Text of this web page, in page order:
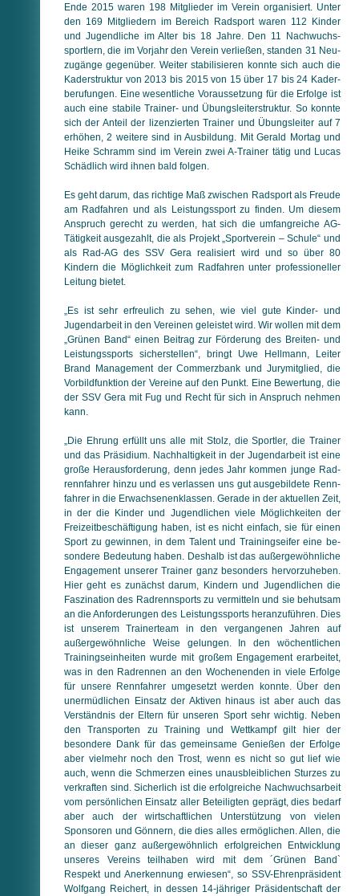
Ende 2015 waren 198 Mitglieder im Verein organisiert. Unter
den 169 Mitgliedern im Bereich Radsport waren 112 Kinder
und Jugendliche im Alter bis 18 Jahre. Den 11 Nach­wuchs­
sport­lern, die im Vorjahr den Verein verließen, standen 31 Neu­
zu­gän­ge gegenüber. Weiter stabilisieren konnte sich auch die
Ka­der­struk­tur von 2013 bis 2015 von 15 über 17 bis 24 Kader­
beru­fun­gen. Eine wesentliche Voraussetzung für die Erfolge ist
auch eine stabile Trainer- und Übungs­leiterstruktur. So konnte
sich der Anteil der lizenzierten Trainer und Übungs­leiter auf 7
erhöhen, 2 weitere sind in Ausbildung. Mit Gerald Mortag und
Heike Schramm sind im Verein zwei A-Trainer tätig und Lucas
Schädlich wird ihnen bald folgen.
Es geht darum, das richtige Maß zwischen Radsport als Freude
am Radfahren und als Leistungssport zu finden. Um diesem
Anspruch gerecht zu werden, hat sich die umfangreiche AG-
Tätigkeit ausgezahlt, die als Projekt „Sportverein – Schule“ und
als Rad-AG des SSV Gera realisiert wird und so über 80
Kindern die Möglichkeit zum Radfahren unter professioneller
Leitung bietet.
„Es ist sehr erfreulich zu sehen, wie viel gute Kinder- und
Jugendarbeit in den Vereinen geleistet wird. Wir wollen mit dem
„Grünen Band“ einen Beitrag zur Förderung des Breiten- und
Leistungssports sicherstellen“, bringt Uwe Hellmann, Leiter
Brand Management der Commerzbank und Jurymitglied, die
Vorbildfunktion der Vereine auf den Punkt. Eine Bewertung, die
der SSV Gera mit Fug und Recht für sich in Anspruch nehmen
kann.
„Die Ehrung erfüllt uns alle mit Stolz, die Sportler, die Trainer
und das Präsidium. Nachhaltigkeit in der Jugendarbeit ist eine
große Herausforderung, denn jedes Jahr kommen junge Rad­
renn­fahrer hinzu und es verlassen uns gut ausgebildete Renn­
fahrer in die Erwachsenenklassen. Gerade in der aktuellen Zeit,
in der die Kinder und Jugendlichen viele Möglichkeiten der
Freizeitbeschäftigung haben, ist es nicht einfach, sie für einen
Sport zu gewinnen, in dem Talent und Trainingseifer eine be­
son­de­re Bedeutung haben. Deshalb ist das außer­ge­wöhn­li­che
Engagement unserer Trainer ganz besonders her­vor­zu­he­ben.
Hier geht es zunächst darum, Kindern und Ju­gend­li­chen die
Faszination des Radrennsports zu vermitteln und sie be­hut­sam
an die Anforderungen des Leistungssports heran­zu­füh­ren. Dies
ist unserem Trainerteam in den ver­gan­ge­nen Jahren auf
außergewöhnliche Weise gelungen. In den wö­chent­li­chen
Trainingseinheiten wurde mit großem En­ga­ge­ment erarbeitet,
was in den Radrennen an den Wo­chen­en­den in viele Erfolge
für unsere Rennfahrer um­ge­setzt werden konnte. Über den
unermüdlichen Einsatz der Aktiven hinaus ist aber auch das
Verständnis der Eltern für unseren Sport sehr wichtig. Neben
den Transporten zu Training und Wettkampf gilt hier der
besondere Dank für das gemeinsame Genießen der Erfolge
aber vielmehr noch den Trost, wenn es nicht so gut lief wie
auch, wenn die Schmerzen eines unausbleiblichen Stur­zes zu
verkraften sind. Sicherlich ist die erfolgreiche Nach­wuchs­arbeit
vom persönlichen Einsatz aller Beteiligten ge­prägt, dies bedarf
aber auch der wirt­schaft­li­chen Unter­stüt­zung von vielen
Sponsoren und Gönnern, die dies alles er­mög­li­chen. Allen, die
an dieser ganz außer­ge­wöhn­lich er­folg­rei­chen Entwicklung
unseres Vereins teilhaben wird mit dem ´Grünen Band`
Respekt und Anerkennung erwiesen“, so SSV-Ehren­prä­si­dent
Wolfgang Reichert, in dessen 14-jähriger Prä­si­dent­schaft der